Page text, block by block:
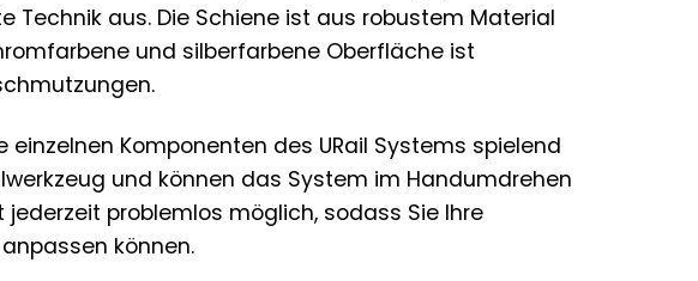
aus. Die Schiene ist aus robustem Material
und silberfarbene Oberfläche ist
Komponenten des URail Systems spielend
und können das System im Handumdrehen
problemlos möglich, sodass Sie Ihre
können.